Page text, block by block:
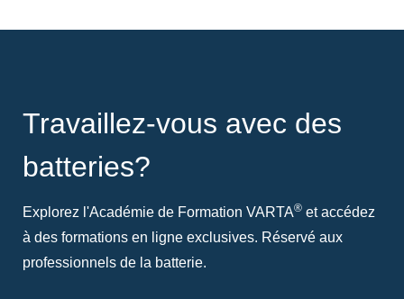
Travaillez-vous avec des
batteries?
Explorez l'Académie de Formation VARTA® et accédez
à des formations en ligne exclusives. Réservé aux
professionnels de la batterie.